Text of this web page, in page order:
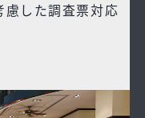
慮した調査票対応